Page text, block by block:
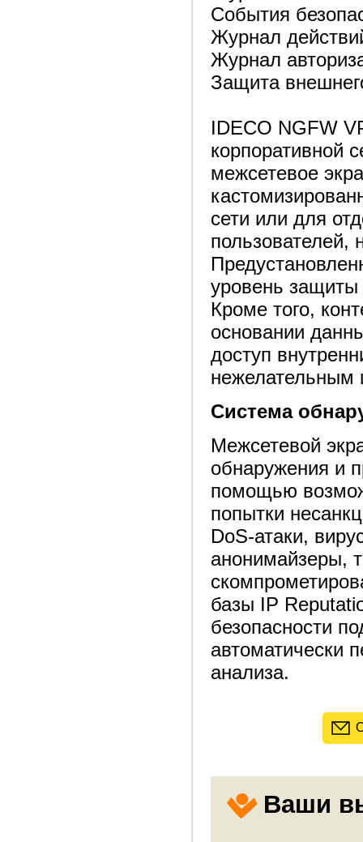
События
Журнал
Журнал
Защита
IDECO NGFW
корпоративной
межсетевое
сети или для
пользователей,
уровень защиты
Кроме того,
основании
доступ
нежелательным
Система
Межсетевой
обнаружения и
помощью
попытки
DoS-атаки,
анонимайзеры,
базы IP
безопасности
автоматически
анализа.
Ваши